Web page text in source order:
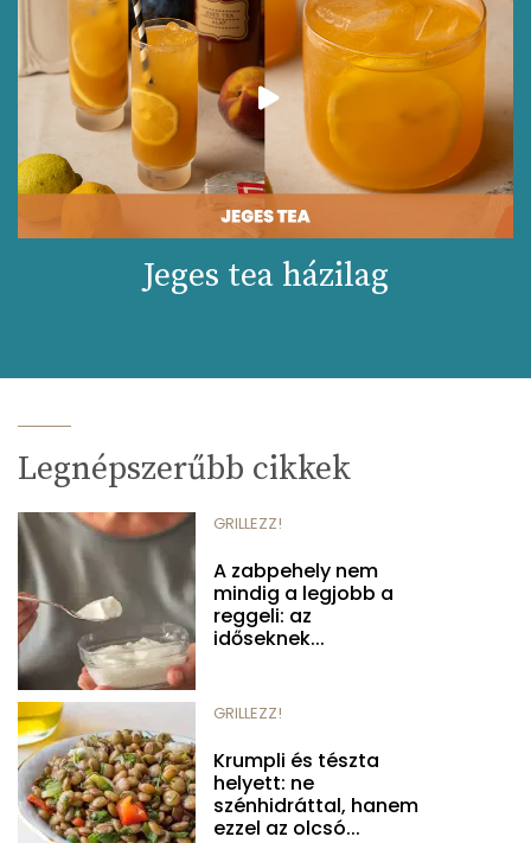
Jeges tea házilag
Legnépszerűbb cikkek
GRILLEZZ!
A zabpehely nem
mindig a legjobb a
reggeli: az
időseknek...
GRILLEZZ!
Krumpli és tészta
helyett: ne
szénhidráttal, hanem
ezzel az olcsó...